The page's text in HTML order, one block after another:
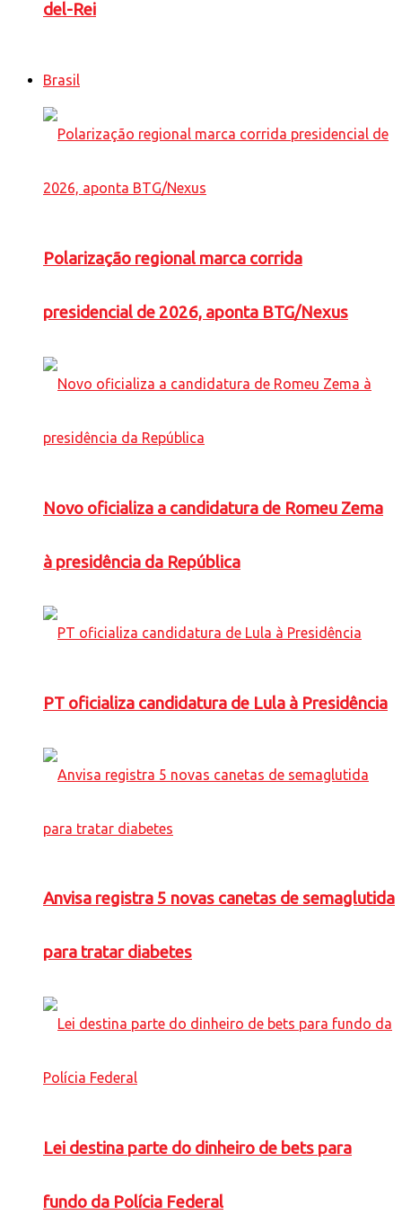
del-Rei
Brasil
Polarização regional marca corrida
presidencial de 2026, aponta BTG/Nexus
Novo oficializa a candidatura de Romeu Zema
à presidência da República
PT oficializa candidatura de Lula à Presidência
Anvisa registra 5 novas canetas de semaglutida
para tratar diabetes
Lei destina parte do dinheiro de bets para
fundo da Polícia Federal